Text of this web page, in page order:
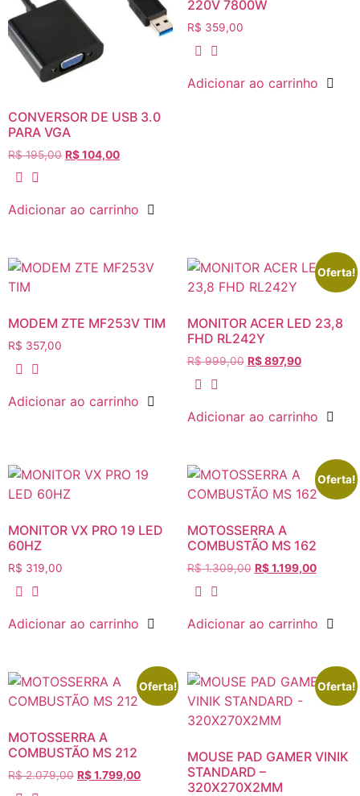
CONVERSOR DE USB 3.0
PARA VGA
R$195,00 R$104,00
Adicionar ao carrinho
220V 7800W
R$ 359,00
Adicionar ao carrinho
MODEM ZTE MF253V TIM
R$ 357,00
Adicionar ao carrinho
Oferta!
MONITOR ACER LED 23,8
FHD RL242Y
R$999,00 R$897,90
Adicionar ao carrinho
MONITOR VX PRO 19 LED
60HZ
R$ 319,00
Adicionar ao carrinho
Oferta!
MOTOSSERRA A
COMBUSTÃO MS 162
R$1.309,00 R$1.199,00
Adicionar ao carrinho
Oferta!
MOTOSSERRA A
COMBUSTÃO MS 212
R$2.079,00 R$1.799,00
Oferta!
MOUSE PAD GAMER VINIK
STANDARD –
320X270X2MM